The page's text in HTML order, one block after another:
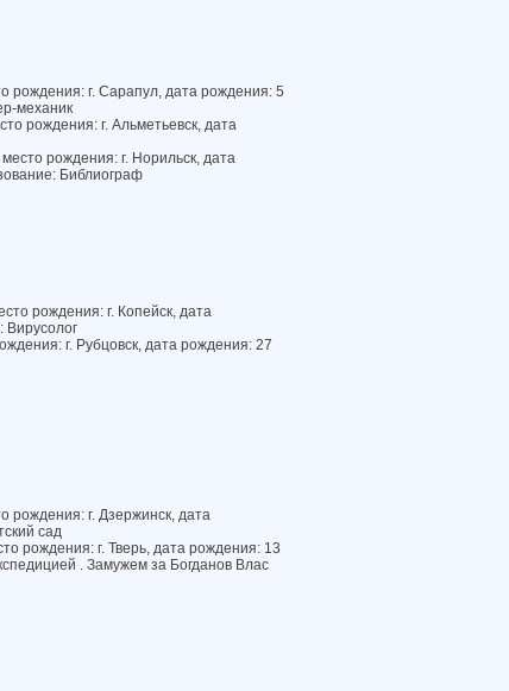
рождения: г. Сарапул, дата рождения: 5
механик
рождения: г. Альметьевск, дата
рождения: г. Норильск, дата
Библиограф
рождения: г. Копейск, дата
Вирусолог
г. Рубцовск, дата рождения: 27
рождения: г. Дзержинск, дата
сад
рождения: г. Тверь, дата рождения: 13
. Замужем за Богданов Влас